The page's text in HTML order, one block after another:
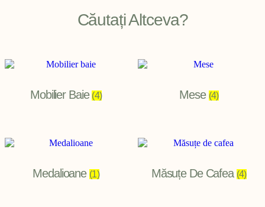
Căutați Altceva?
Mobilier Baie(4) Mese (4)
Medalioane (1) Măsuțe De Cafea (4)